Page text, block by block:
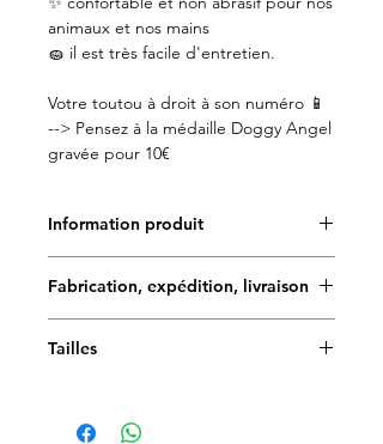
animaux et nos mains
🧽 il est très facile d'entretien.
Votre toutou à droit à son numéro 📱
--> Pensez à la médaille Doggy Angel
gravée pour 10€
Information produit
sont fabriquées à la main et en
France.✨
Doggy Angel est très attentif aux
et leurs maîtres, ils sont de haute
Fabrication, expédition, livraison
expédiée) :
Tailles
réglables et ajustables. Consultez